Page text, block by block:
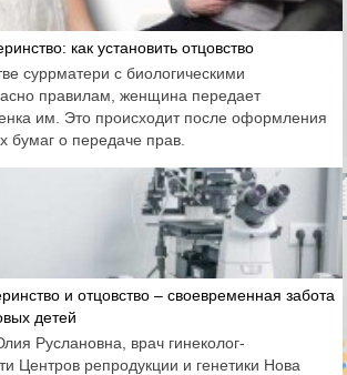
как установить отцовство
суррматери с биологическими
правилам, женщина передает
им. Это происходит после оформления
бумаг о передаче прав.
и отцовство – своевременная забота
детей
Руслановна, врач гинеколог-
Центров репродукции и генетики Нова